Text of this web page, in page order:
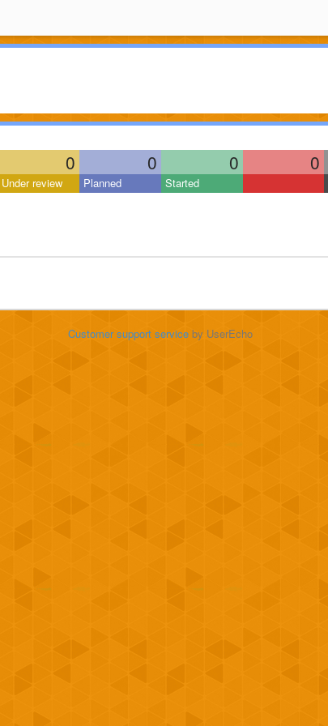
0 0 0 0
Under review Planned Started
Customer support serviceby UserEcho